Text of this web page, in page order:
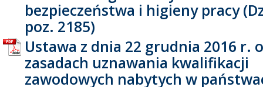
bezpieczeństwa i higieny pracy
poz. 2185)
Ustawa z dnia 22 grudnia 2016 r. o
zasadach uznawania kwalifikacji
zawodowych nabytych w